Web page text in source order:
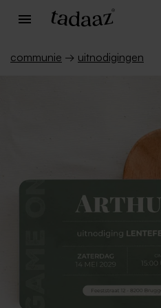
communie → uitnodigingen